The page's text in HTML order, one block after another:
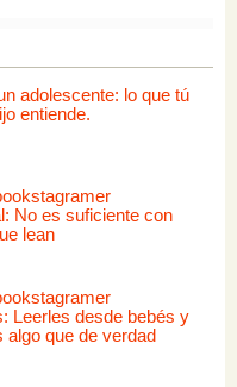
adolescente: lo que tú
entiende.
No es suficiente con
lean
Leerles desde bebés y
algo que de verdad